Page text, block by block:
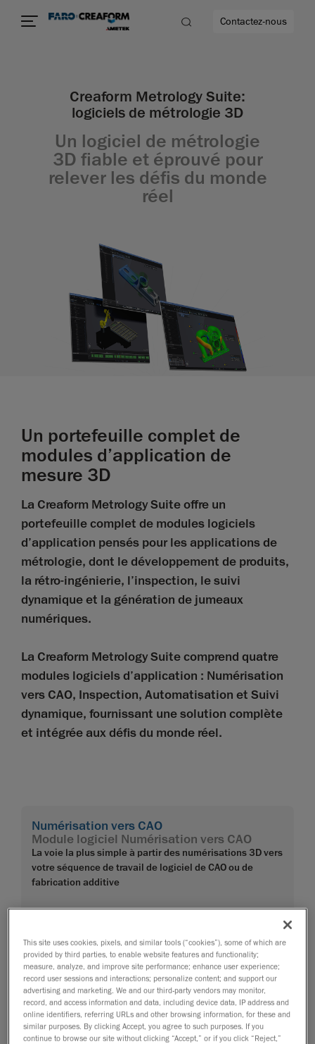
Contactez-nous
Creaform Metrology Suite:
logiciels de métrologie 3D
Un logiciel de métrologie
3D fiable et éprouvé pour
relever les défis du monde
réel
Un portefeuille complet de
modules d’application de
mesure 3D
La Creaform Metrology Suite offre un
portefeuille complet de modules logiciels
d’application pensés pour les applications de
métrologie, dont le développement de produits,
la rétro-ingénierie, l’inspection, le suivi
dynamique et la génération de jumeaux
numériques.
La Creaform Metrology Suite comprend quatre
modules logiciels d’application : Numérisation
vers CAO, Inspection, Automatisation et Suivi
dynamique, fournissant une solution complète
et intégrée aux défis du monde réel.
Numérisation vers CAO
Module logiciel Numérisation vers CAO
La voie la plus simple à partir des numérisations 3D vers
votre séquence de travail de logiciel de CAO ou de
fabrication additive
This site uses cookies, pixels, and similar tools (“cookies”), some of which are
provided by third parties, to enable website features and functionality;
measure, analyze, and improve site performance; enhance user experience;
record user sessions and interactions; personalize content; and support our
advertising and marketing. We and our third-party vendors may monitor,
record, and access information and data, including device data, IP address and
online identifiers, referring URLs and other browsing information, for these and
similar purposes. By clicking Accept, you agree to such purposes. If you
continue to browse our site without clicking “Accept,” or if you click “Reject,”